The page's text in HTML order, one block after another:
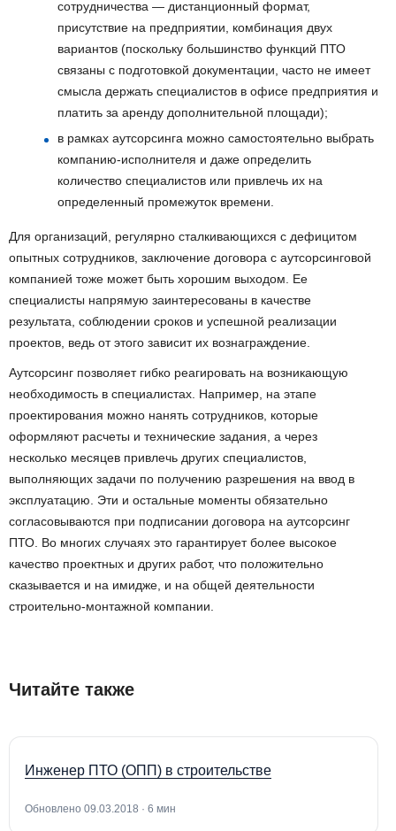
сотрудничества — дистанционный формат,
присутствие на предприятии, комбинация двух
вариантов (поскольку большинство функций ПТО
связаны с подготовкой документации, часто не имеет
смысла держать специалистов в офисе предприятия и
платить за аренду дополнительной площади);
в рамках аутсорсинга можно самостоятельно выбрать
компанию-исполнителя и даже определить
количество специалистов или привлечь их на
определенный промежуток времени.
Для организаций, регулярно сталкивающихся с дефицитом
опытных сотрудников, заключение договора с аутсорсинговой
компанией тоже может быть хорошим выходом. Ее
специалисты напрямую заинтересованы в качестве
результата, соблюдении сроков и успешной реализации
проектов, ведь от этого зависит их вознаграждение.
Аутсорсинг позволяет гибко реагировать на возникающую
необходимость в специалистах. Например, на этапе
проектирования можно нанять сотрудников, которые
оформляют расчеты и технические задания, а через
несколько месяцев привлечь других специалистов,
выполняющих задачи по получению разрешения на ввод в
эксплуатацию. Эти и остальные моменты обязательно
согласовываются при подписании договора на аутсорсинг
ПТО. Во многих случаях это гарантирует более высокое
качество проектных и других работ, что положительно
сказывается и на имидже, и на общей деятельности
строительно-монтажной компании.
Читайте также
Инженер ПТО (ОПП) в строительстве
Обновлено 09.03.2018 · 6 мин